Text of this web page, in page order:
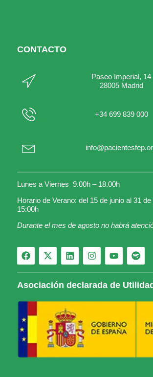
CONTACTO
Paseo Imperial, 14
28005 Madrid
+34 699 839 000
Lunes a Viernes 9.00h – 18.00h
Horario de Verano: del 15 de junio al 31
15:00h
Durante el mes de agosto no habrá
Asociación declarada de